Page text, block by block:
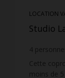
LOCATION
Studio
4
Cette
moins de